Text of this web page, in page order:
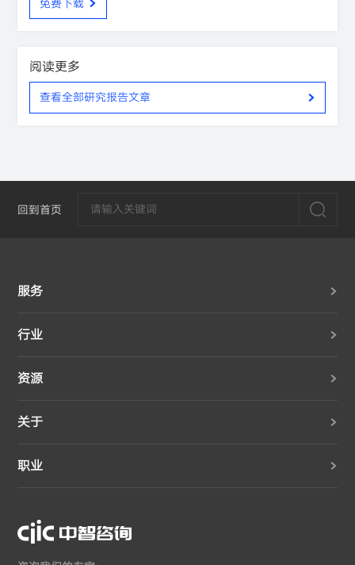
免费下载
阅读更多
查看全部研究报告文章
回到首页
服务
行业
资源
关于
职业